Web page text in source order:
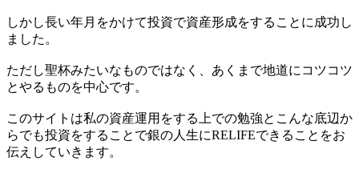
しかし長い年月をかけて投資で資産形成をすることに成功し
ました。
ただし聖杯みたいなものではなく、あくまで地道にコツコツ
とやるものを中心です。
このサイトは私の資産運用をする上での勉強とこんな底辺か
らでも投資をすることで銀の人生にRELIFEできることをお
伝えしていきます。